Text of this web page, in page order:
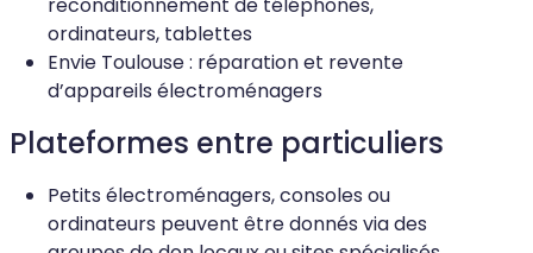
ordinateurs, tablettes
Envie Toulouse : réparation et revente
d’appareils électroménagers
Plateformes entre particuliers
Petits électroménagers, consoles ou
ordinateurs peuvent être donnés via des